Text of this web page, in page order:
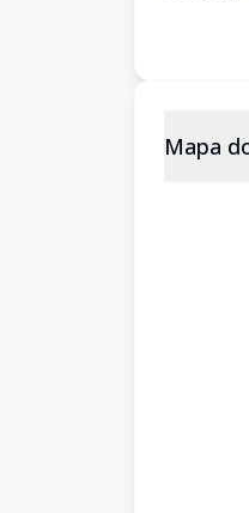
Mapa